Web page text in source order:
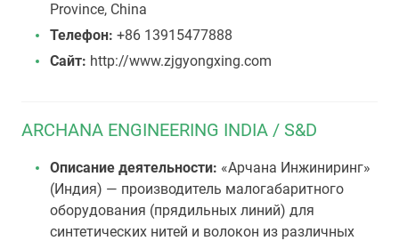
Province, China
Телефон: +86 13915477888
Сайт: http://www.zjgyongxing.com
ARCHANA ENGINEERING INDIA / S&D
Описание деятельности: «Арчана Инжиниринг»
(Индия) — производитель малогабаритного
оборудования (прядильных линий) для
синтетических нитей и волокон из различных